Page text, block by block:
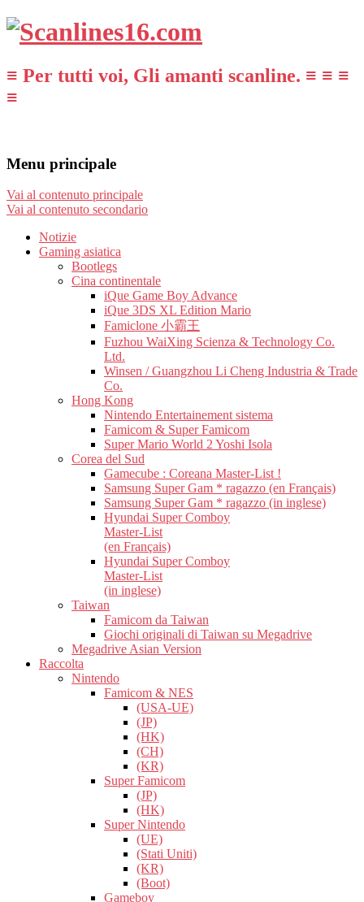
≡ Per tutti voi, Gli amanti scanline. ≡ ≡ ≡
≡
Menu principale
Vai al contenuto principale
Vai al contenuto secondario
Notizie
Gaming asiatica
Bootlegs
Cina continentale
iQue Game Boy Advance
iQue 3DS XL Edition Mario
Famiclone 小霸王
Fuzhou WaiXing Scienza & Technology Co.
Ltd.
Winsen / Guangzhou Li Cheng Industria & Trade
Co.
Hong Kong
Nintendo Entertainement sistema
Famicom & Super Famicom
Super Mario World 2 Yoshi Isola
Corea del Sud
Gamecube : Coreana Master-List !
Samsung Super Gam * ragazzo (en Français)
Samsung Super Gam * ragazzo (in inglese)
Hyundai Super Comboy
Master-List
(en Français)
Hyundai Super Comboy
Master-List
(in inglese)
Taiwan
Famicom da Taiwan
Giochi originali di Taiwan su Megadrive
Megadrive Asian Version
Raccolta
Nintendo
Famicom & NES
(USA-UE)
(JP)
(HK)
(CH)
(KR)
Super Famicom
(JP)
(HK)
Super Nintendo
(UE)
(Stati Uniti)
(KR)
(Boot)
Gameboy